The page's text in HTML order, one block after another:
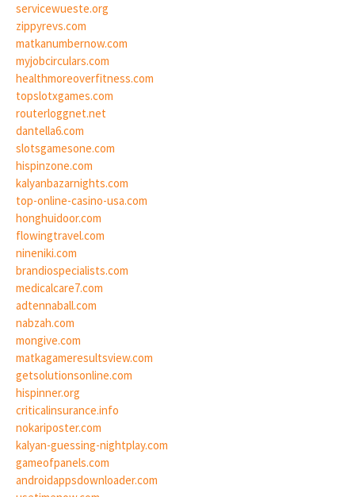
servicewueste.org
zippyrevs.com
matkanumbernow.com
myjobcirculars.com
healthmoreoverfitness.com
topslotxgames.com
routerloggnet.net
dantella6.com
slotsgamesone.com
hispinzone.com
kalyanbazarnights.com
top-online-casino-usa.com
honghuidoor.com
flowingtravel.com
nineniki.com
brandiospecialists.com
medicalcare7.com
adtennaball.com
nabzah.com
mongive.com
matkagameresultsview.com
getsolutionsonline.com
hispinner.org
criticalinsurance.info
nokariposter.com
kalyan-guessing-nightplay.com
gameofpanels.com
androidappsdownloader.com